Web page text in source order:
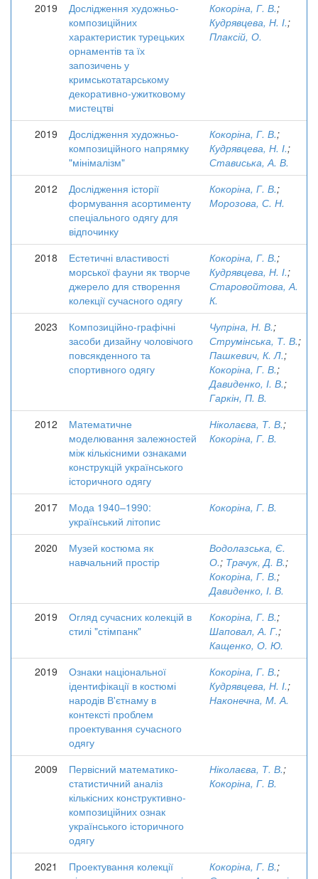
2019
Дослідження художньо-
композиційних
характеристик турецьких
орнаментів та їх
запозичень у
кримськотатарському
декоративно-ужитковому
мистецтві
Кокоріна, Г. В.;
Кудрявцева, Н. І.;
Плаксій, О.
2019
Дослідження художньо-
композиційного напрямку
"мінімалізм"
Кокоріна, Г. В.;
Кудрявцева, Н. І.;
Стависька, А. В.
2012
Дослідження історії
формування асортименту
спеціального одягу для
відпочинку
Кокоріна, Г. В.;
Морозова, С. Н.
2018
Естетичні властивості
морської фауни як творче
джерело для створення
колекції сучасного одягу
Кокоріна, Г. В.;
Кудрявцева, Н. І.;
Старовойтова, А.
К.
2023
Композиційно-графічні
засоби дизайну чоловічого
повсякденного та
спортивного одягу
Чупріна, Н. В.;
Струмінська, Т. В.;
Пашкевич, К. Л.;
Кокоріна, Г. В.;
Давиденко, І. В.;
Гаркін, П. В.
2012
Математичне
моделювання залежностей
між кількісними ознаками
конструкцій українського
історичного одягу
Ніколаєва, Т. В.;
Кокоріна, Г. В.
2017
Мода 1940–1990:
український літопис
Кокоріна, Г. В.
2020
Музей костюма як
навчальний простір
Водолазська, Є.
О.; Трачук, Д. В.;
Кокоріна, Г. В.;
Давиденко, І. В.
2019
Огляд сучасних колекцій в
стилі "стімпанк"
Кокоріна, Г. В.;
Шаповал, А. Г.;
Кащенко, О. Ю.
2019
Ознаки національної
ідентифікації в костюмі
народів В'єтнаму в
контексті проблем
проектування сучасного
одягу
Кокоріна, Г. В.;
Кудрявцева, Н. І.;
Наконечна, М. А.
2009
Первісний математико-
статистичний аналіз
кількісних конструктивно-
композиційних ознак
українського історичного
одягу
Ніколаєва, Т. В.;
Кокоріна, Г. В.
2021
Проектування колекції
Кокоріна, Г. В.;